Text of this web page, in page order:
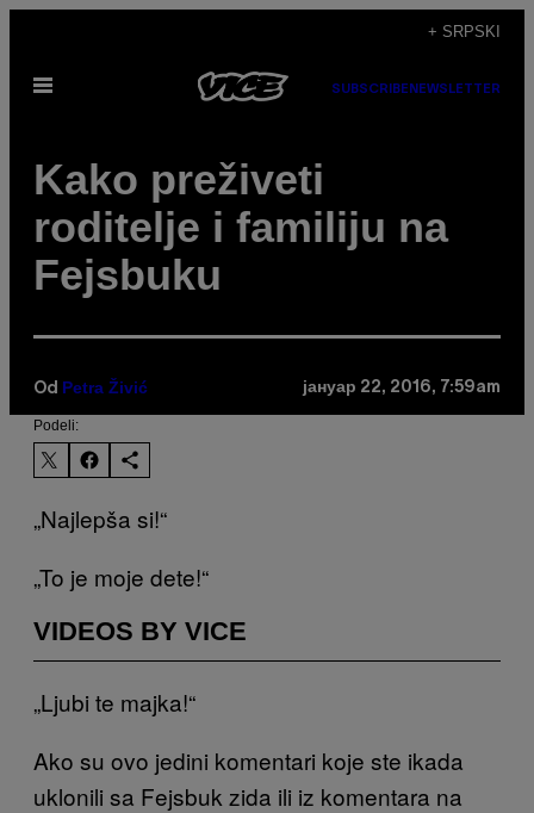
садржај
+ SRPSKI
Otvori
SUBSCRIBE NEWSLETTER
Kako preživeti
roditelje i familiju na
Fejsbuku
Od Petra Živić јануар 22, 2016, 7:59am
Podeli:
„Najlepša si!“
„To je moje dete!“
VIDEOS BY VICE
„Ljubi te majka!“
Ako su ovo jedini komentari koje ste ikada
uklonili sa Fejsbuk zida ili iz komentara na